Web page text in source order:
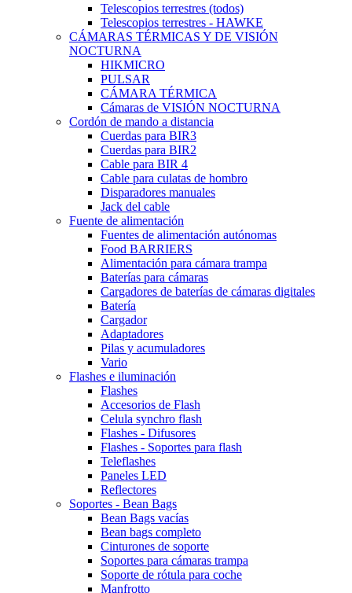
Telescopios terrestres (todos)
Telescopios terrestres - HAWKE
CÁMARAS TÉRMICAS Y DE VISIÓN
NOCTURNA
HIKMICRO
PULSAR
CÁMARA TÉRMICA
Cámaras de VISIÓN NOCTURNA
Cordón de mando a distancia
Cuerdas para BIR3
Cuerdas para BIR2
Cable para BIR 4
Cable para culatas de hombro
Disparadores manuales
Jack del cable
Fuente de alimentación
Fuentes de alimentación autónomas
Food BARRIERS
Alimentación para cámara trampa
Baterías para cámaras
Cargadores de baterías de cámaras digitales
Batería
Cargador
Adaptadores
Pilas y acumuladores
Vario
Flashes e iluminación
Flashes
Accesorios de Flash
Celula synchro flash
Flashes - Difusores
Flashes - Soportes para flash
Teleflashes
Paneles LED
Reflectores
Soportes - Bean Bags
Bean Bags vacías
Bean bags completo
Cinturones de soporte
Soportes para cámaras trampa
Soporte de rótula para coche
Manfrotto